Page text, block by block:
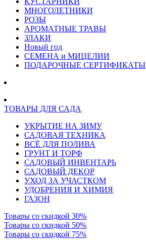
МНОГОЛЕТНИКИ
РОЗЫ
АРОМАТНЫЕ ТРАВЫ
ЗЛАКИ
Новый год
СЕМЕНА и МИЦЕЛИИ
ПОДАРОЧНЫЕ СЕРТИФИКАТЫ
ТОВАРЫ ДЛЯ САДА
УКРЫТИЕ НА ЗИМУ
САДОВАЯ ТЕХНИКА
ВСЁ ДЛЯ ПОЛИВА
ГРУНТ И ТОРФ
САДОВЫЙ ИНВЕНТАРЬ
САДОВЫЙ ДЕКОР
УХОД ЗА УЧАСТКОМ
УДОБРЕНИЯ И ХИМИЯ
ГАЗОН
Товары со скидкой 30%
Товары со скидкой 50%
Товары со скидкой 75%